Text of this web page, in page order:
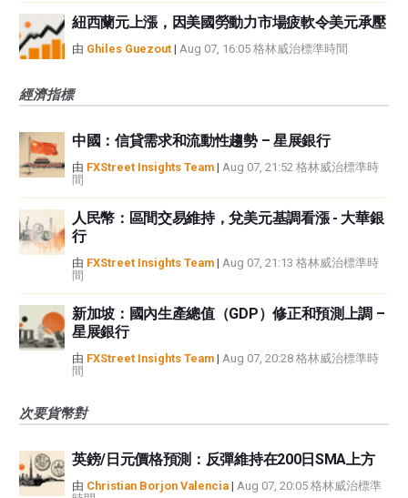
紐西蘭元上漲，因美國勞動力市場疲軟令美元承壓
由 Ghiles Guezout | Aug 07, 16:05 格林威治標準時間
經濟指標
中國：信貸需求和流動性趨勢 – 星展銀行
由 FXStreet Insights Team | Aug 07, 21:52 格林威治標準時
間
人民幣：區間交易維持，兌美元基調看漲 - 大華銀
行
由 FXStreet Insights Team | Aug 07, 21:13 格林威治標準時
間
新加坡：國內生產總值（GDP）修正和預測上調 –
星展銀行
由 FXStreet Insights Team | Aug 07, 20:28 格林威治標準時
間
次要貨幣對
英鎊/日元價格預測：反彈維持在200日SMA上方
由 Christian Borjon Valencia | Aug 07, 20:05 格林威治標準